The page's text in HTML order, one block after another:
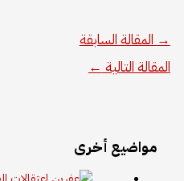
→ المقالة السابقة
المقالة التالية ←
مواضيع أخرى